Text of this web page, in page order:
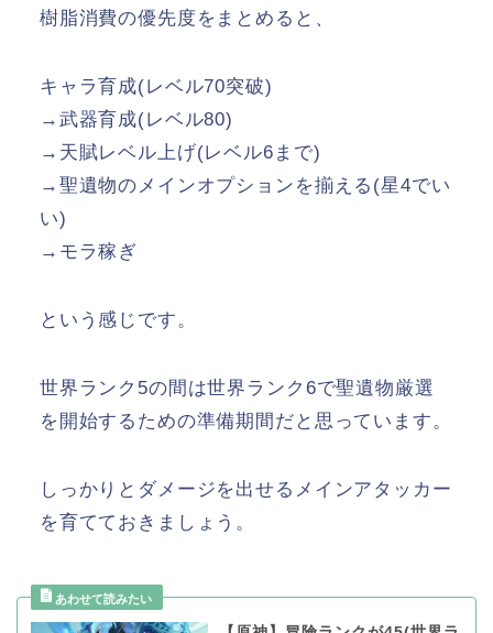
樹脂消費の優先度をまとめると、
キャラ育成(レベル70突破)
→武器育成(レベル80)
→天賦レベル上げ(レベル6まで)
→聖遺物のメインオプションを揃える(星4でい
い)
→モラ稼ぎ
という感じです。
世界ランク5の間は世界ランク6で聖遺物厳選
を開始するための準備期間だと思っています。
しっかりとダメージを出せるメインアタッカー
を育てておきましょう。